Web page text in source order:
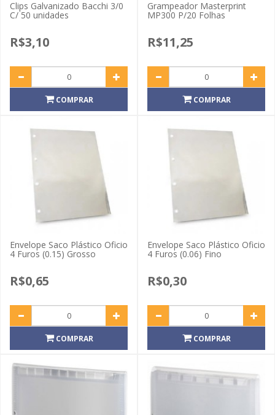
Clips Galvanizado Bacchi 3/0
C/ 50 unidades
R$3,10
COMPRAR
Grampeador Masterprint
MP300 P/20 Folhas
R$11,25
COMPRAR
Envelope Saco Plástico Oficio
4 Furos (0.15) Grosso
R$0,65
COMPRAR
Envelope Saco Plástico Oficio
4 Furos (0.06) Fino
R$0,30
COMPRAR